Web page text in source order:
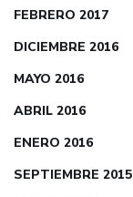
FEBRERO 2017
DICIEMBRE 2016
MAYO 2016
ABRIL 2016
ENERO 2016
SEPTIEMBRE 2015